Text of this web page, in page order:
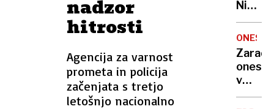
nadzor
hitrosti
Agencija za varnost
prometa in policija
začenjata s tretjo
letošnjo nacionalno
Nikoli
nisem
da je
to v
moji
sploh
Zaradi
v
delu